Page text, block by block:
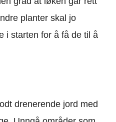
planter skal jo
i starten for å få de til å
drenerende jord med